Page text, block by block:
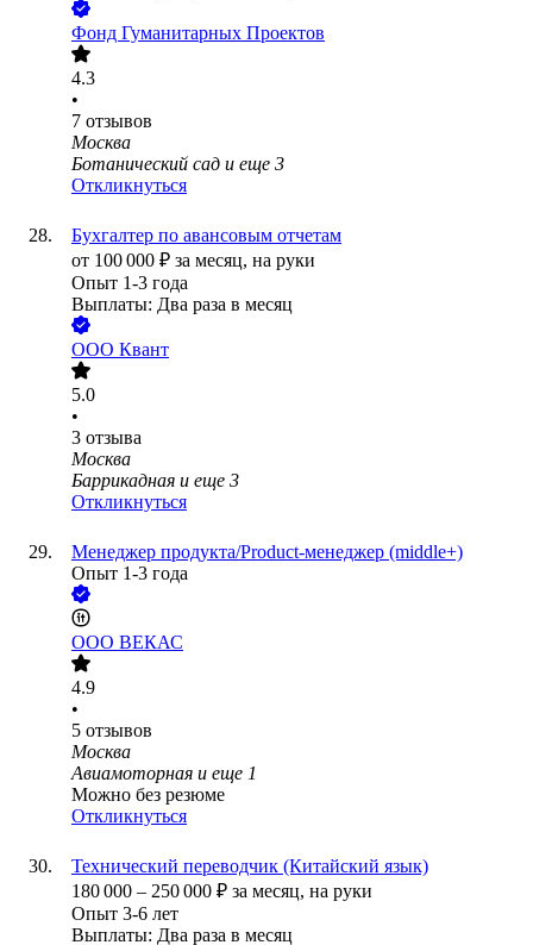
Фонд Гуманитарных Проектов
4.3
•
7 отзывов
Москва
Ботанический сад и еще 3
Откликнуться
Бухгалтер по авансовым отчетам
от 100 000 ₽ за месяц, на руки
Опыт 1-3 года
Выплаты: Два раза в месяц
ООО Квант
5.0
•
3 отзыва
Москва
Баррикадная и еще 3
Откликнуться
Менеджер продукта/Product-менеджер (middle+)
Опыт 1-3 года
ООО ВЕКАС
4.9
•
5 отзывов
Москва
Авиамоторная и еще 1
Можно без резюме
Откликнуться
Технический переводчик (Китайский язык)
180 000 – 250 000 ₽ за месяц, на руки
Опыт 3-6 лет
Выплаты: Два раза в месяц